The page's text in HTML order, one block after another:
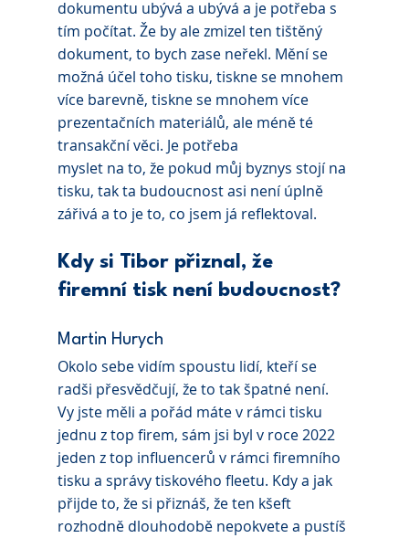
dokumentu ubývá a ubývá a je potřeba s
tím počítat. Že by ale zmizel ten tištěný
dokument, to bych zase neřekl. Mění se
možná účel toho tisku, tiskne se mnohem
více barevně, tiskne se mnohem více
prezentačních materiálů, ale méně té
transakční věci. Je potřeba
myslet na to, že pokud můj byznys stojí na
tisku, tak ta budoucnost asi není úplně
zářivá a to je to, co jsem já reflektoval.
Kdy si Tibor přiznal, že
firemní tisk není budoucnost?
Martin Hurych
Okolo sebe vidím spoustu lidí, kteří se
radši přesvědčují, že to tak špatné není.
Vy jste měli a pořád máte v rámci tisku
jednu z top firem, sám jsi byl v roce 2022
jeden z top influencerů v rámci firemního
tisku a správy tiskového fleetu. Kdy a jak
přijde to, že si přiznáš, že ten kšeft
rozhodně dlouhodobě nepokvete a pustíš